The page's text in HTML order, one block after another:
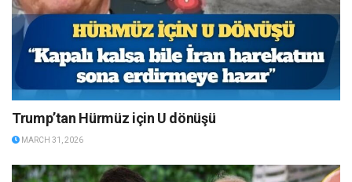
Trump’tan Hürmüz için U dönüşü
MARCH 31, 2026